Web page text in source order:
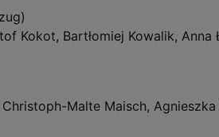
Kokot, Bartłomiej Kowalik, Anna
Malte Maisch, Agnieszka